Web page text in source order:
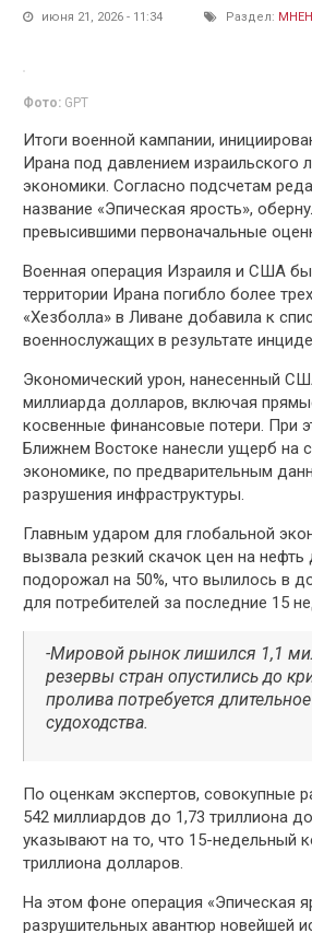
июня 21, 2026 - 11:34 Раздел:
Фото: GPT
Итоги военной кампании,
Ирана под давлением израильского
экономики. Согласно подсчетам
название «Эпическая ярость»,
превысившими первоначальные
Военная операция Израиля и США
территории Ирана погибло более
«Хезболла» в Ливане добавила к
военнослужащих в результате
Экономический урон, нанесенный
миллиарда долларов, включая
косвенные финансовые потери. При
Ближнем Востоке нанесли ущерб на
экономике, по предварительным
разрушения инфраструктуры.
Главным ударом для глобальной
вызвала резкий скачок цен на
подорожал на 50%, что вылилось в
для потребителей за последние 15
-Мировой рынок лишился 1,1
резервы стран опустились до
пролива потребуется
судоходства.
По оценкам экспертов, совокупные
542 миллиардов до 1,73 триллиона
указывают на то, что 15-недельный
триллиона долларов.
На этом фоне операция «Эпическая
разрушительных авантюр новейшей